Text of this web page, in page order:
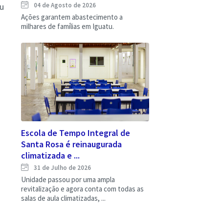
04 de Agosto de 2026
Ações garantem abastecimento a
milhares de famílias em Iguatu.
Escola de Tempo Integral de
Santa Rosa é reinaugurada
climatizada e ...
31 de Julho de 2026
Unidade passou por uma ampla
revitalização e agora conta com todas as
salas de aula climatizadas, ...